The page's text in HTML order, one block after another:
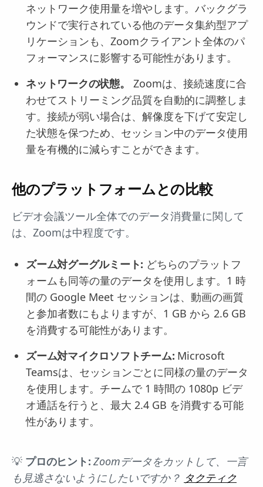
ネットワーク使用量を増やします。バックグラ
ウンドで実行されている他のデータ集約型アプ
リケーションも、Zoomクライアント全体のパ
フォーマンスに影響する可能性があります。
ネットワークの状態。
Zoomは、接続速度に合
わせてストリーミング品質を自動的に調整しま
す。接続が弱い場合は、解像度を下げて安定し
た状態を保つため、セッション中のデータ使用
量を有機的に減らすことができます。
他のプラットフォームとの比較
ビデオ会議ツール全体でのデータ消費量に関して
は、Zoomは中程度です。
ズーム対グーグルミート: どちらのプラットフ
ォームも同等の量のデータを使用します。1 時
間の Google Meet セッションは、動画の画質
と参加者数にもよりますが、1 GB から 2.6 GB
を消費する可能性があります。
ズーム対マイクロソフトチーム: Microsoft
Teamsは、セッションごとに同様の量のデータ
を使用します。チームで 1 時間の 1080p ビデ
オ通話を行うと、最大 2.4 GB を消費する可能
性があります。
💡 プロのヒント: Zoomデータをカットして、一言
も見逃さないようにしたいですか？ タクティク